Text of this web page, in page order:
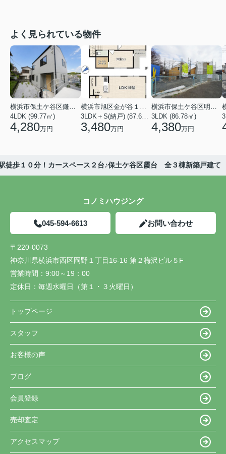
よく見られている物件
4LDK (99.77㎡)
4,280万円 3,480万円
3LDK (86.78㎡)
4,380万円
徒歩１０分！カースペース２台♪保土ケ谷区霞台 全３棟新築戸建て
コノミハウジング
045-594-6613 お問い合わせ
〒220-0073
神奈川県横浜市西区岡野１丁目16-16 第２梅沢ビル５F
営業時間： 9:00～19：00
定休日： 毎週水曜日（第１・３火曜日）
トップページ
スタッフ
お客様の声
ブログ
会員登録
売却査定
アクセスマップ